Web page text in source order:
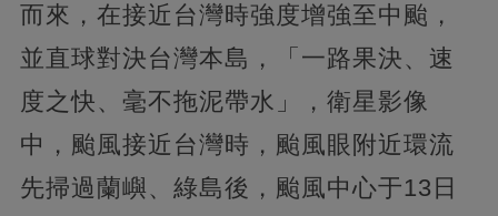
而來，在接近台灣時強度增強至中颱，
並直球對決台灣本島，「一路果決、速
度之快、毫不拖泥帶水」，衛星影像
中，颱風接近台灣時，颱風眼附近環流
先掃過蘭嶼、綠島後，颱風中心于13日